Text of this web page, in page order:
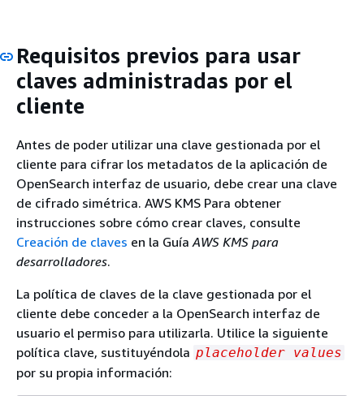
Requisitos previos para usar
claves administradas por el
cliente
Antes de poder utilizar una clave gestionada por el
cliente para cifrar los metadatos de la aplicación de
OpenSearch interfaz de usuario, debe crear una clave
de cifrado simétrica. AWS KMS Para obtener
instrucciones sobre cómo crear claves, consulte
Creación de claves en la Guía AWS KMS para
desarrolladores.
La política de claves de la clave gestionada por el
cliente debe conceder a la OpenSearch interfaz de
usuario el permiso para utilizarla. Utilice la siguiente
política clave, sustituyéndola placeholder values
por su propia información: